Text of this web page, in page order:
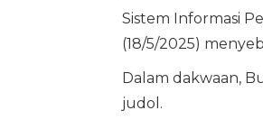
Sistem Informasi
(18/5/2025)
Dalam dakwaan,
judol.